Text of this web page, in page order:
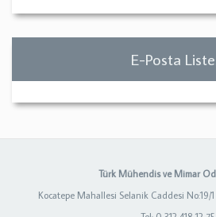
E-Posta
Türk Mühendis ve Mimar
Kocatepe Mahallesi Selanik Caddesi No:19/